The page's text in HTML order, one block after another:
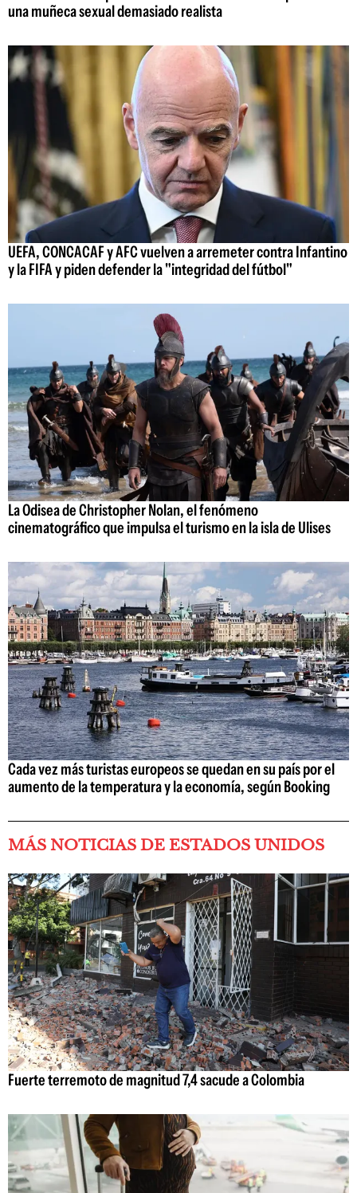
una muñeca sexual demasiado realista
UEFA, CONCACAF y AFC vuelven a arremeter contra Infantino
y la FIFA y piden defender la "integridad del fútbol"
La Odisea de Christopher Nolan, el fenómeno
cinematográfico que impulsa el turismo en la isla de Ulises
Cada vez más turistas europeos se quedan en su país por el
aumento de la temperatura y la economía, según Booking
MÁS NOTICIAS DE ESTADOS UNIDOS
Fuerte terremoto de magnitud 7,4 sacude a Colombia